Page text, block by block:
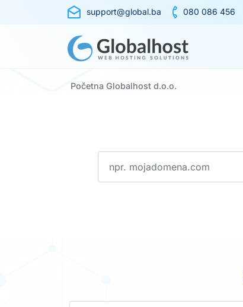
support@global.ba 080 086 456
Početna Globalhost d.o.o.